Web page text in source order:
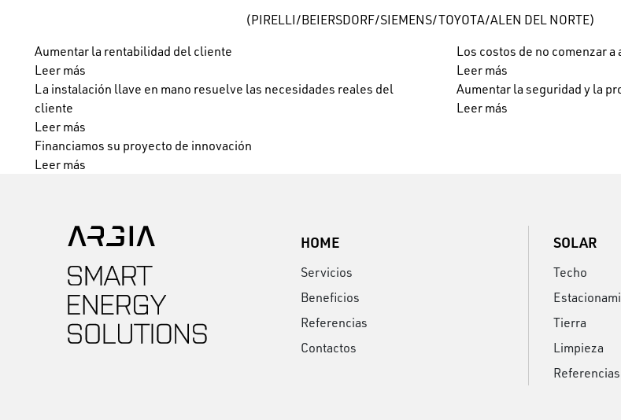
(PIRELLI/BEIERSDORF/SIEMENS/TOYOTA/ALEN DEL NORTE)
Aumentar la rentabilidad del cliente
Leer más
Los costos de no comenzar a
Leer más
La instalación llave en mano resuelve las necesidades reales del
cliente
Leer más
Aumentar la seguridad y la
Leer más
Financiamos su proyecto de innovación
Leer más
HOME
Servicios
Beneficios
Referencias
Contactos
SOLAR
Techo
Tierra
Limpieza
Referencias